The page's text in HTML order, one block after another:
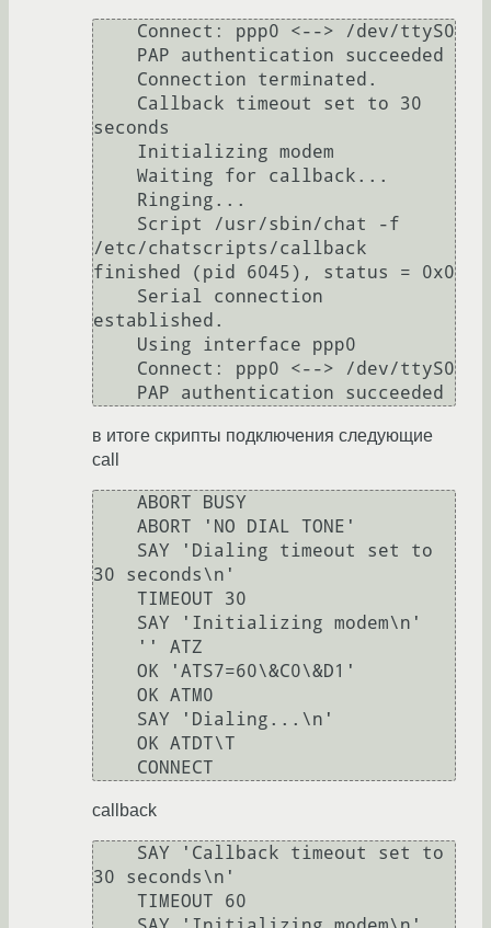
seconds
/etc/chatscripts/callback
finished (pid 6045), status = 0x0
established.
в итоге скрипты подключения следующие
call
30 seconds\n'
callback
30 seconds\n'